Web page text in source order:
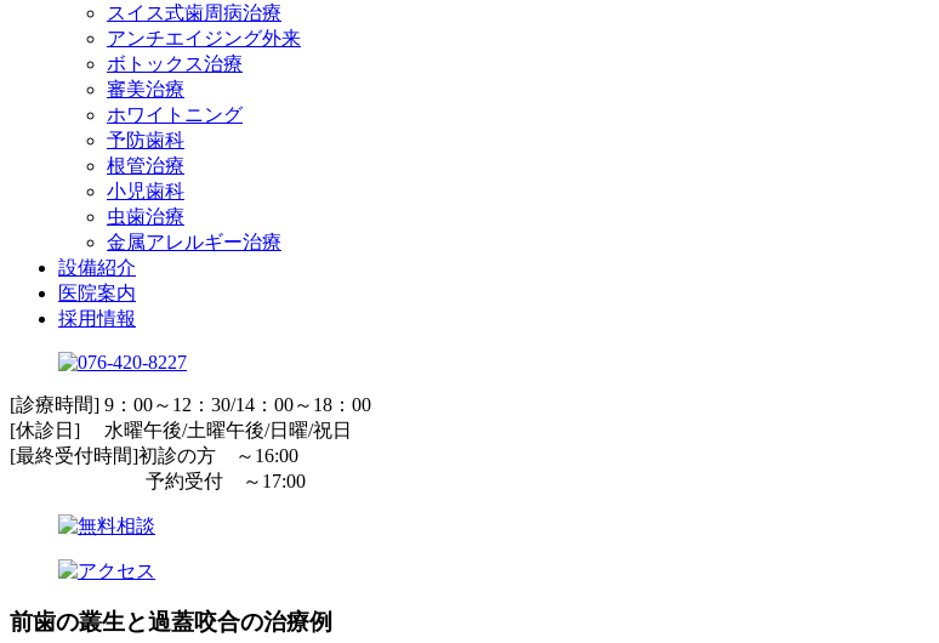
スイス式歯周病治療
アンチエイジング外来
ボトックス治療
審美治療
ホワイトニング
予防歯科
根管治療
小児歯科
虫歯治療
金属アレルギー治療
設備紹介
医院案内
採用情報
[診療時間] 9：00～12：30/14：00～18：00
[休診日] 水曜午後/土曜午後/日曜/祝日
[最終受付時間]初診の方 ～16:00
予約受付 ～17:00
前歯の叢生と過蓋咬合の治療例